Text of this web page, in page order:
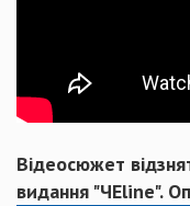
Відеосюжет
видання "ЧЕline".